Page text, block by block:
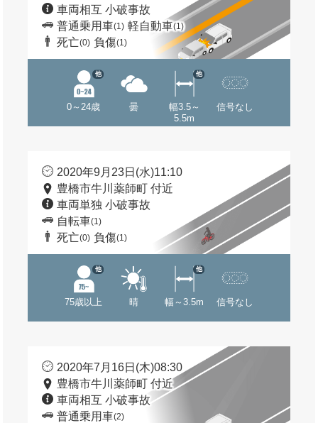
車両相互 小破事故
普通乗用車(1) 軽自動車(1)
死亡(0) 負傷(1)
0～24歳
他
曇
幅3.5～
5.5m
他
信号なし
2020年9月23日(水)11:10
豊橋市牛川薬師町 付近
車両単独 小破事故
自転車(1)
死亡(0) 負傷(1)
75歳以上
他
晴 幅～3.5m
他
信号なし
2020年7月16日(木)08:30
豊橋市牛川薬師町 付近
車両相互 小破事故
普通乗用車(2)